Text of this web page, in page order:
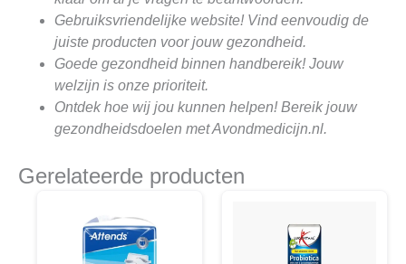
Gebruiksvriendelijke website! Vind eenvoudig de
juiste producten voor jouw gezondheid.
Goede gezondheid binnen handbereik! Jouw
welzijn is onze prioriteit.
Ontdek hoe wij jou kunnen helpen! Bereik jouw
gezondheidsdoelen met Avondmedicijn.nl.
Gerelateerde producten